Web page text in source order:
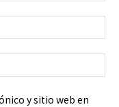
y sitio web en